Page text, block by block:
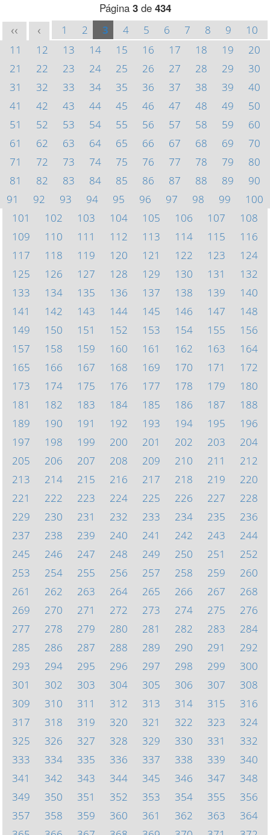
Página 3de 434
<< < 1 2 3 4 5 6 7 8 9
10
11
12 13 14 15 16 17 18 19
20
21
22 23 24 25 26 27 28 29
30
31
32 33 34 35 36 37 38 39
40
41
42 43 44 45 46 47 48 49
50
51
52 53 54 55 56 57 58 59
60
61
62 63 64 65 66 67 68 69
70
71
72 73 74 75 76 77 78 79
80
81
82 83 84 85 86 87 88 89
90
91
92 93 94 95 96 97 98 99
100
101
102 103 104 105 106 107
108
109
110 111 112 113 114 115
116
117
118 119 120 121 122 123
124
125
126 127 128 129 130 131
132
133
134 135 136 137 138 139
140
141
142 143 144 145 146 147
148
149
150 151 152 153 154 155
156
157
158 159 160 161 162 163
164
165
166 167 168 169 170 171
172
173
174 175 176 177 178 179
180
181
182 183 184 185 186 187
188
189
190 191 192 193 194 195
196
197
198 199 200 201 202 203
204
205
206 207 208 209 210 211
212
213
214 215 216 217 218 219
220
221
222 223 224 225 226 227
228
229
230 231 232 233 234 235
236
237
238 239 240 241 242 243
244
245
246 247 248 249 250 251
252
253
254 255 256 257 258 259
260
261
262 263 264 265 266 267
268
269
270 271 272 273 274 275
276
277
278 279 280 281 282 283
284
285
286 287 288 289 290 291
292
293
294 295 296 297 298 299
300
301
302 303 304 305 306 307
308
309
310 311 312 313 314 315
316
317
318 319 320 321 322 323
324
325
326 327 328 329 330 331
332
333
334 335 336 337 338 339
340
341
342 343 344 345 346 347
348
349
350 351 352 353 354 355
356
357
358 359 360 361 362 363
364